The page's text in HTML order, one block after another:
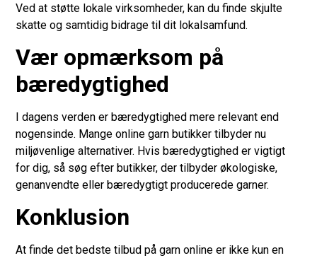
Ved at støtte lokale virksomheder, kan du finde skjulte
skatte og samtidig bidrage til dit lokalsamfund.
Vær opmærksom på
bæredygtighed
I dagens verden er bæredygtighed mere relevant end
nogensinde. Mange online garn butikker tilbyder nu
miljøvenlige alternativer. Hvis bæredygtighed er vigtigt
for dig, så søg efter butikker, der tilbyder økologiske,
genanvendte eller bæredygtigt producerede garner.
Konklusion
At finde det bedste tilbud på garn online er ikke kun en